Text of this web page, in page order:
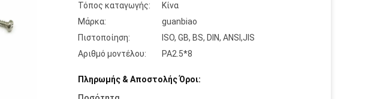
Τόπος καταγωγής:
Κίνα
Μάρκα:
guanbiao
Πιστοποίηση:
ISO, GB, BS, DIN, ANSI,JIS
Αριθμό μοντέλου:
PA2.5*8
Πληρωμής & Αποστολής Όροι: